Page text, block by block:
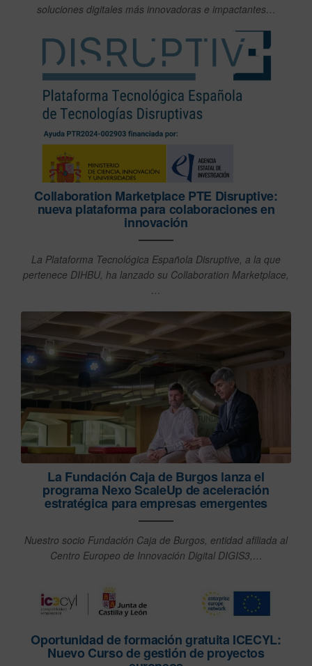
soluciones digitales más innovadoras e impactantes…
Collaboration Marketplace PTE Disruptive:
nueva plataforma para colaboraciones en
innovación
La Plataforma Tecnológica Española Disruptive, a la que
pertenece DIHBU, ha lanzado su Collaboration Marketplace,
…
La Fundación Caja de Burgos lanza el
programa Nexo ScaleUp de aceleración
estratégica para empresas emergentes
Nuestro socio Fundación Caja de Burgos, entidad afiliada al
Centro Europeo de Innovación Digital DIGIS3,…
Oportunidad de formación gratuita ICECYL:
Nuevo Curso de gestión de proyectos